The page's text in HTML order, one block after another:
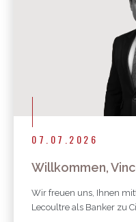
07.07.2026
Willkommen,
Wir freuen uns, Ihnen
Lecoultre als Banker zu